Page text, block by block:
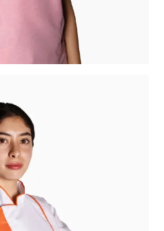
procesar su pedido o
aplicables.
de las prácticas
web y le
sus políticas de
su
de privacidad